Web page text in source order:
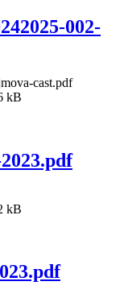
002-
cast.pdf
kB
kB